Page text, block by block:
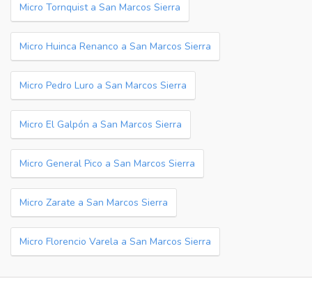
Micro Tornquist a San Marcos Sierra
Micro Huinca Renanco a San Marcos Sierra
Micro Pedro Luro a San Marcos Sierra
Micro El Galpón a San Marcos Sierra
Micro General Pico a San Marcos Sierra
Micro Zarate a San Marcos Sierra
Micro Florencio Varela a San Marcos Sierra